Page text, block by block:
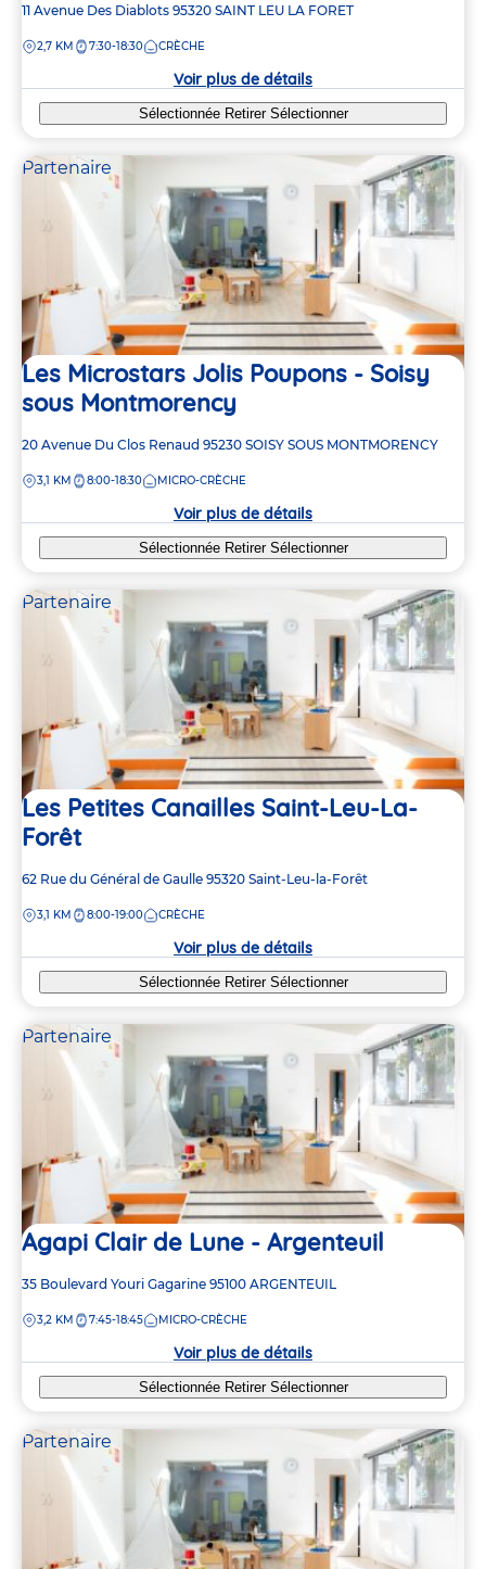
Adresse
la
11 Avenue Des Diablots 95320 SAINT LEU LA FORET
DISTANCE
2,7 KM 7:30-18:30 CRÈCHE
Voir plus de détails
Sélectionnée Retirer Sélectionner
Partenaire
Les Microstars Jolis Poupons - Soisy
sous Montmorency
Adresse
la
20 Avenue Du Clos Renaud 95230 SOISY SOUS MONTMORENCY
DISTANCE
3,1 KM 8:00-18:30 MICRO-CRÈCHE
Voir plus de détails
Sélectionnée Retirer Sélectionner
Partenaire
Les Petites Canailles Saint-Leu-La-
Forêt
Adresse
la
62 Rue du Général de Gaulle 95320 Saint-Leu-la-Forêt
DISTANCE
3,1 KM 8:00-19:00 CRÈCHE
Voir plus de détails
Sélectionnée Retirer Sélectionner
Partenaire
Agapi Clair de Lune - Argenteuil
Adresse
la
35 Boulevard Youri Gagarine 95100 ARGENTEUIL
DISTANCE
3,2 KM 7:45-18:45 MICRO-CRÈCHE
Voir plus de détails
Sélectionnée Retirer Sélectionner
Partenaire
2
2
2
2